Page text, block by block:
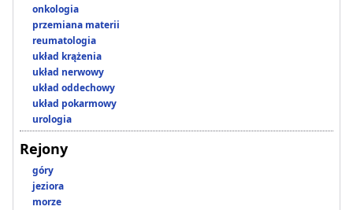
onkologia
przemiana materii
reumatologia
układ krążenia
układ nerwowy
układ oddechowy
układ pokarmowy
urologia
Rejony
góry
jeziora
morze